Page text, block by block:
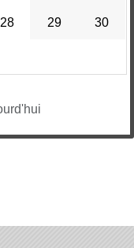
28 29 30